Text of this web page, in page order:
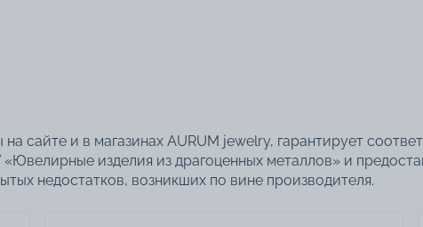
сайте и в магазинах AURUM jewelry, гарантирует
изделия из драгоценных металлов» и
недостатков, возникших по вине производителя.